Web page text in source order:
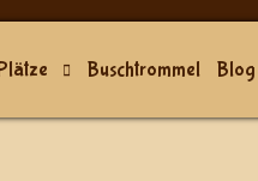
Buschtrommel Blog